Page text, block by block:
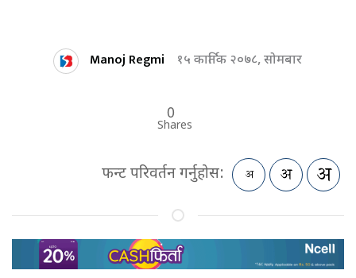
Manoj Regmi १५ कार्तिक २०७८, सोमबार
0
Shares
फन्ट परिवर्तन गर्नुहोस: